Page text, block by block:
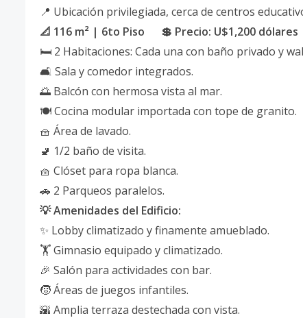
📍 Ubicación privilegiada, cerca de centros
📐 116 m² | 6to Piso 💲 Precio: U$1,200 dólares
🛏️ 2 Habitaciones: Cada una con baño privado y
🛋️ Sala y comedor integrados.
🌅 Balcón con hermosa vista al mar.
🍽 Cocina modular importada con tope de granito.
🧺 Área de lavado.
🚽 1/2 baño de visita.
🧺 Clóset para ropa blanca.
🚗 2 Parqueos paralelos.
💡 Amenidades del Edificio:
✨ Lobby climatizado y finamente amueblado.
🏋️ Gimnasio equipado y climatizado.
🎉 Salón para actividades con bar.
🧒 Áreas de juegos infantiles.
🌇 Amplia terraza destechada con vista.